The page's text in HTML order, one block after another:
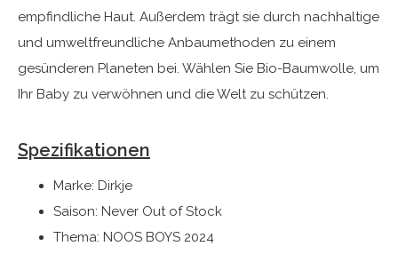
empfindliche Haut. Außerdem trägt sie durch nachhaltige
und umweltfreundliche Anbaumethoden zu einem
gesünderen Planeten bei. Wählen Sie Bio-Baumwolle, um
Ihr Baby zu verwöhnen und die Welt zu schützen.
Spezifikationen
Marke: Dirkje
Saison: Never Out of Stock
Thema: NOOS BOYS 2024